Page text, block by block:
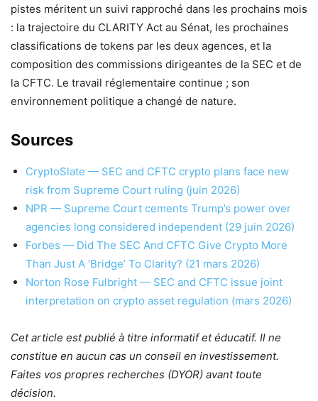
pistes méritent un suivi rapproché dans les prochains mois
: la trajectoire du CLARITY Act au Sénat, les prochaines
classifications de tokens par les deux agences, et la
composition des commissions dirigeantes de la SEC et de
la CFTC. Le travail réglementaire continue ; son
environnement politique a changé de nature.
Sources
CryptoSlate — SEC and CFTC crypto plans face new
risk from Supreme Court ruling (juin 2026)
NPR — Supreme Court cements Trump’s power over
agencies long considered independent (29 juin 2026)
Forbes — Did The SEC And CFTC Give Crypto More
Than Just A ‘Bridge’ To Clarity? (21 mars 2026)
Norton Rose Fulbright — SEC and CFTC issue joint
interpretation on crypto asset regulation (mars 2026)
Cet article est publié à titre informatif et éducatif. Il ne
constitue en aucun cas un conseil en investissement.
Faites vos propres recherches (DYOR) avant toute
décision.